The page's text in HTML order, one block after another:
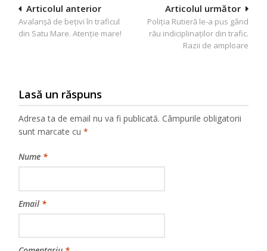
Navigare
în
Articolul următor
Poliția Rutieră le-a pus gând
rău indiciplinaților din trafic.
Razii de amploare
Articolul anterior
Avalanșă de bețivi în traficul
din Satu Mare. Atenție mare!
Lasă un răspuns
Adresa ta de email nu va fi publicată. Câmpurile obligatorii
sunt marcate cu*
Nume *
Email *